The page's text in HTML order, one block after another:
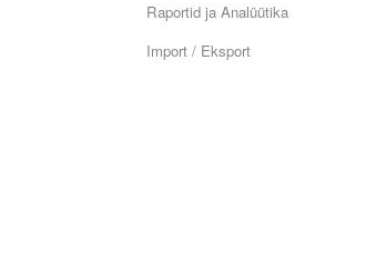
Raportid ja Analüütika
Import / Eksport